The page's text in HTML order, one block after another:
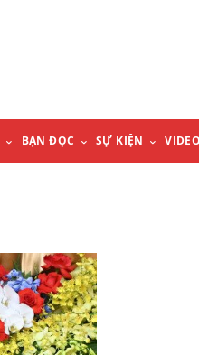
BẠN ĐỌC SỰ KIỆN VIDEO